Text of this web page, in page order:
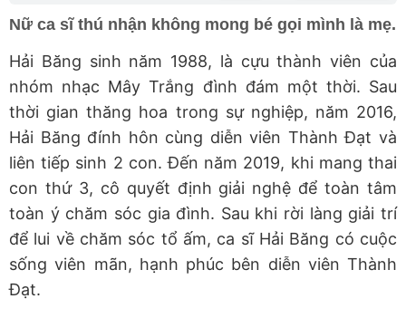
Nữ ca sĩ thú nhận không mong bé gọi mình là mẹ.
Hải Băng sinh năm 1988, là cựu thành viên của
nhóm nhạc Mây Trắng đình đám một thời. Sau
thời gian thăng hoa trong sự nghiệp, năm 2016,
Hải Băng đính hôn cùng diễn viên Thành Đạt và
liên tiếp sinh 2 con. Đến năm 2019, khi mang thai
con thứ 3, cô quyết định giải nghệ để toàn tâm
toàn ý chăm sóc gia đình. Sau khi rời làng giải trí
để lui về chăm sóc tổ ấm, ca sĩ Hải Băng có cuộc
sống viên mãn, hạnh phúc bên diễn viên Thành
Đạt.